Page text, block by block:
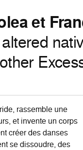
et
rassemble une
et invente un corps
créer des danses
se dissoudre, des